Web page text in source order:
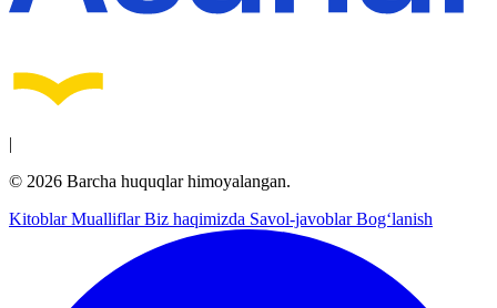
|
© 2026 Barcha huquqlar himoyalangan.
KitoblarMualliflarBiz haqimizda Savol-javoblarBog‘lanish